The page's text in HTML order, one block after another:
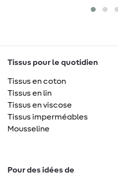
Tissus pour le quotidien
Tissus en coton
Tissus en lin
Tissus en viscose
Tissus imperméables
Mousseline
Pour des idées de